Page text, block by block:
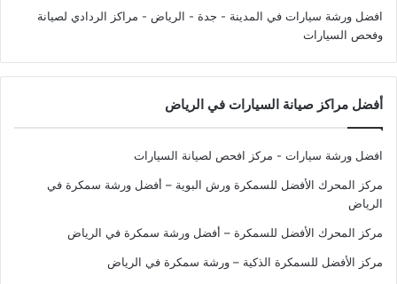
افضل ورشة سيارات في المدينة - جدة - الرياض - مراكز الردادي لصيانة
وفحص السيارات
أفضل مراكز صيانة السيارات في الرياض
افضل ورشة سيارات - مركز افحص لصيانة السيارات
مركز المحرك الأفضل للسمكرة ورش البوية – أفضل ورشة سمكرة في
الرياض
مركز المحرك الأفضل للسمكرة – أفضل ورشة سمكرة في الرياض
مركز الأفضل للسمكرة الذكية – ورشة سمكرة في الرياض